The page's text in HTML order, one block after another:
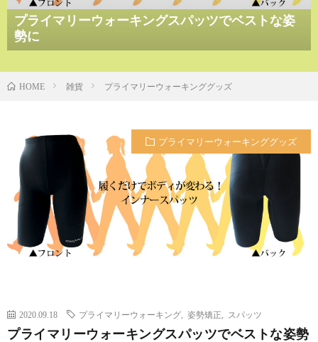
プライマリーウォーキングスパッツでベストな姿
勢に
HOME 雑貨 プライマリーウォーキンググッズ
プライマリーウォーキンググッズ
2020.09.18 プライマリーウォーキング 姿勢矯正 スパッツ
プライマリーウォーキングスパッツでベストな姿勢